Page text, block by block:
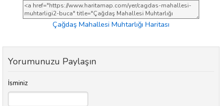
Çağdaş Mahallesi Muhtarlığı Haritası
Yorumunuzu Paylaşın
İsminiz